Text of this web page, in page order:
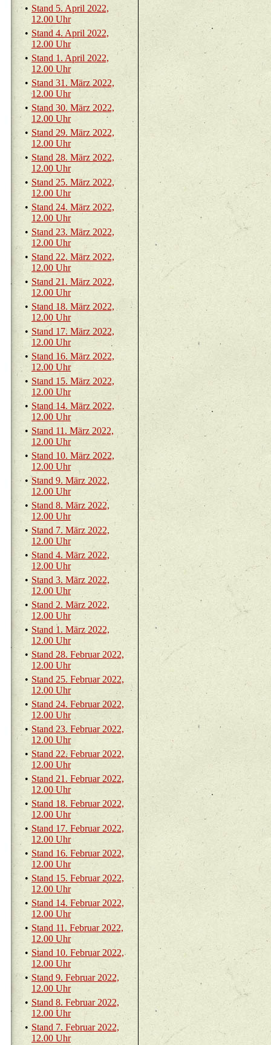
• Stand 5. April 2022,
12.00 Uhr
• Stand 4. April 2022,
12.00 Uhr
• Stand 1. April 2022,
12.00 Uhr
• Stand 31. März 2022,
12.00 Uhr
• Stand 30. März 2022,
12.00 Uhr
• Stand 29. März 2022,
12.00 Uhr
• Stand 28. März 2022,
12.00 Uhr
• Stand 25. März 2022,
12.00 Uhr
• Stand 24. März 2022,
12.00 Uhr
• Stand 23. März 2022,
12.00 Uhr
• Stand 22. März 2022,
12.00 Uhr
• Stand 21. März 2022,
12.00 Uhr
• Stand 18. März 2022,
12.00 Uhr
• Stand 17. März 2022,
12.00 Uhr
• Stand 16. März 2022,
12.00 Uhr
• Stand 15. März 2022,
12.00 Uhr
• Stand 14. März 2022,
12.00 Uhr
• Stand 11. März 2022,
12.00 Uhr
• Stand 10. März 2022,
12.00 Uhr
• Stand 9. März 2022,
12.00 Uhr
• Stand 8. März 2022,
12.00 Uhr
• Stand 7. März 2022,
12.00 Uhr
• Stand 4. März 2022,
12.00 Uhr
• Stand 3. März 2022,
12.00 Uhr
• Stand 2. März 2022,
12.00 Uhr
• Stand 1. März 2022,
12.00 Uhr
• Stand 28. Fe­bru­ar 2022,
12.00 Uhr
• Stand 25. Fe­bru­ar 2022,
12.00 Uhr
• Stand 24. Fe­bru­ar 2022,
12.00 Uhr
• Stand 23. Fe­bru­ar 2022,
12.00 Uhr
• Stand 22. Fe­bru­ar 2022,
12.00 Uhr
• Stand 21. Fe­bru­ar 2022,
12.00 Uhr
• Stand 18. Fe­bru­ar 2022,
12.00 Uhr
• Stand 17. Fe­bru­ar 2022,
12.00 Uhr
• Stand 16. Fe­bru­ar 2022,
12.00 Uhr
• Stand 15. Fe­bru­ar 2022,
12.00 Uhr
• Stand 14. Fe­bru­ar 2022,
12.00 Uhr
• Stand 11. Fe­bru­ar 2022,
12.00 Uhr
• Stand 10. Fe­bru­ar 2022,
12.00 Uhr
• Stand 9. Fe­bru­ar 2022,
12.00 Uhr
• Stand 8. Fe­bru­ar 2022,
12.00 Uhr
• Stand 7. Fe­bru­ar 2022,
12.00 Uhr